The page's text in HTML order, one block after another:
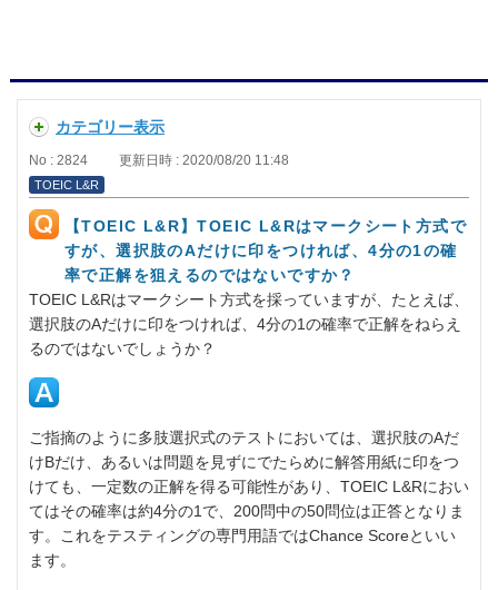
カテゴリー表示
No : 2824 更新日時 : 2020/08/20 11:48
TOEIC L&R
【TOEIC L&R】TOEIC L&Rはマークシート方式で
すが、選択肢のAだけに印をつければ、4分の1の確
率で正解を狙えるのではないですか？
TOEIC L&Rはマークシート方式を採っていますが、たとえば、
選択肢のAだけに印をつければ、4分の1の確率で正解をねらえ
るのではないでしょうか？
ご指摘のように多肢選択式のテストにおいては、選択肢のAだ
けBだけ、あるいは問題を見ずにでたらめに解答用紙に印をつ
けても、一定数の正解を得る可能性があり、TOEIC L&Rにおい
てはその確率は約4分の1で、200問中の50問位は正答となりま
す。これをテスティングの専門用語ではChance Scoreといい
ます。